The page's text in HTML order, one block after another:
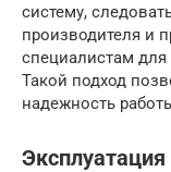
систему,
производителя и
специалистам
Такой подход
надежность